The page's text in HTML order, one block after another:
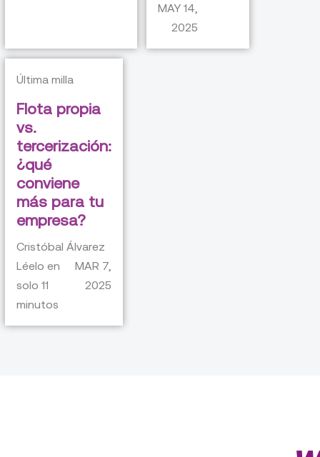
MAY 14,
2025
Última milla
Flota propia
vs.
tercerización:
¿qué
conviene
más para tu
empresa?
Cristóbal Álvarez
Léelo en
solo 11
minutos
MAR 7,
2025